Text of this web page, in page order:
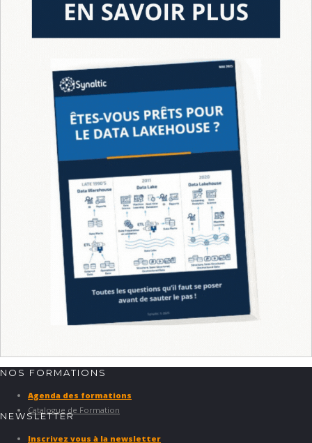
NOS FORMATIONS
Agenda des formations
Catalogue de Formation
NEWSLETTER
Inscrivez vous à la newsletter